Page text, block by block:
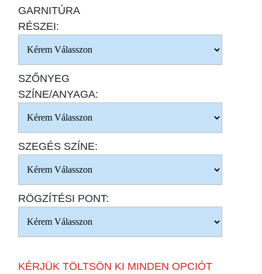
GARNITÚRA
RÉSZEI:
SZŐNYEG
SZÍNE/ANYAGA:
SZEGÉS SZÍNE:
RÖGZÍTÉSI PONT:
KÉRJÜK TÖLTSÖN KI MINDEN OPCIÓT